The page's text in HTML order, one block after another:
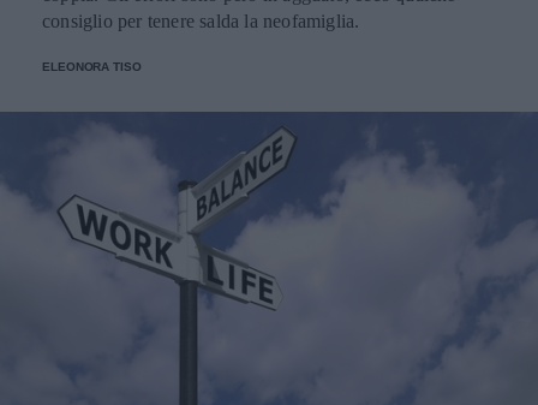
consiglio per tenere salda la neofamiglia.
ELEONORA TISO